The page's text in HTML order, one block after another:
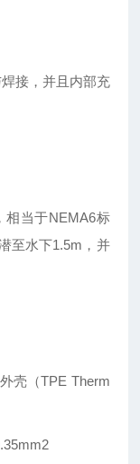
接，并且内部充
相当于NEMA6标
至水下1.5m，并
壳（TPE Therm